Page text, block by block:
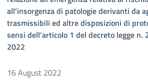
all’insorgenza di patologie derivanti da
trasmissibili ed altre disposizioni di
sensi dell’articolo 1 del decreto legge n.
2022
16 August 2022